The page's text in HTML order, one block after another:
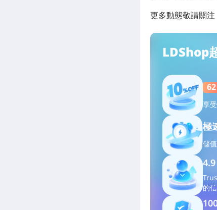
更多動態敬請關注
LDShop
享
極
儲值
的